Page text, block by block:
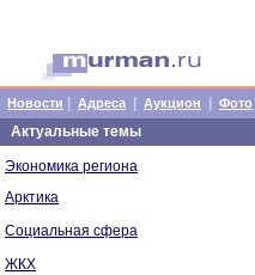
Новости Адреса Аукцион Фото
Актуальные темы
Экономика региона
Арктика
Социальная сфера
ЖКХ